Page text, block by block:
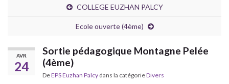
COLLEGE EUZHAN PALCY
Ecole ouverte (4ème)
AVR
24
Sortie pédagogique Montagne Pelée
(4ème)
DeEPS Euzhan Palcy dans la catégorieDivers